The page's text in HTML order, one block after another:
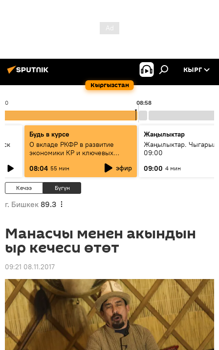
Кыргызстан
КЫРГ
08:58
Будь в курсе
О вкладе РКФР в развитие
экономики КР и ключевых
08:04 55 мин эфир
Жаңылыктар
Жаңылыктар.
09:00
09:00 4 мин
Кечээ Бүгүн
г. Бишкек 89.3
Манасчы менен акындын
ыр кечеси өтөт
09:21 08.11.2017